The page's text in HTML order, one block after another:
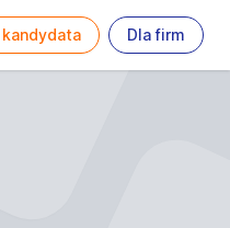
Dla firm